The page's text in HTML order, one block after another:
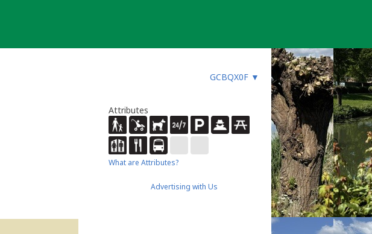
GCBQX0F ▼
Attributes
What are Attributes?
Advertising with Us